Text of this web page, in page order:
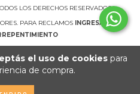
el uso de cookiespara
de compra.
LOS DERECHOS RESERVADOS.
PARA RECLAMOS INGRESÁ ACÁ.